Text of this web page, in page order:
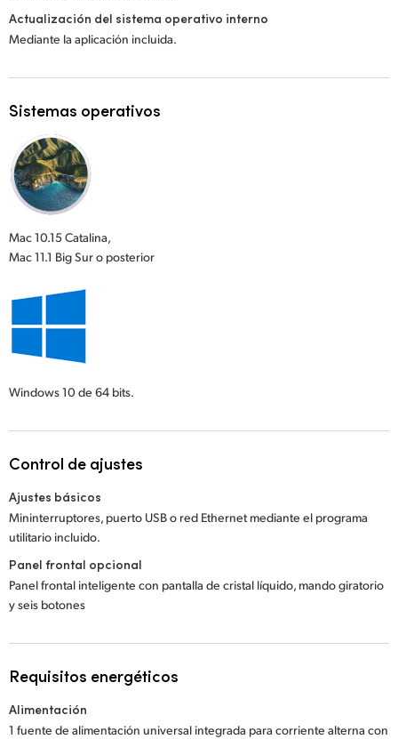
Actualización del sistema operativo interno
Mediante la aplicación incluida.
Sistemas operativos
Mac 10.15 Catalina,
Mac 11.1 Big Sur o posterior
Windows 10 de 64 bits.
Control de ajustes
Ajustes básicos
Mininterruptores, puerto USB o red Ethernet mediante el programa
utilitario incluido.
Panel frontal opcional
Panel frontal inteligente con pantalla de cristal líquido, mando giratorio
y seis botones
Requisitos energéticos
Alimentación
1 fuente de alimentación universal integrada para corriente alterna con